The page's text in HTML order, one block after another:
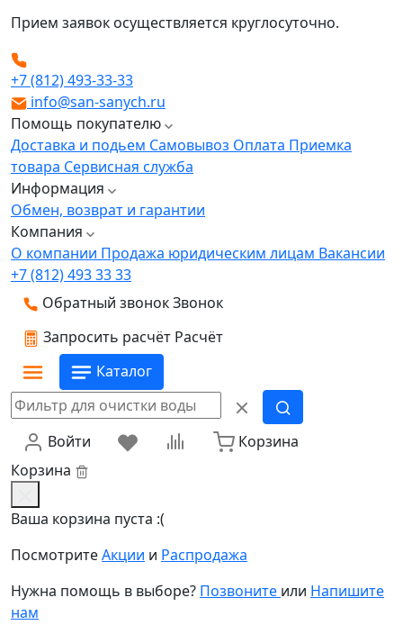
Прием заявок осуществляется круглосуточно.
+7 (812) 493-33-33
info@san-sanych.ru
Помощь покупателю
Доставка и подьем Самовывоз Оплата Приемка
товара Сервисная служба
Информация
Обмен, возврат и гарантии
Компания
О компании Продажа юридическим лицам Вакансии
+7 (812) 493 33 33
Обратный звонокЗвонок
Запросить расчёт Расчёт
Каталог
Войти
Корзина
Корзина
Ваша корзина пуста :(
ПосмотритеАкции и Распродажа
Нужна помощь в выборе? Позвоните или Напишите
нам